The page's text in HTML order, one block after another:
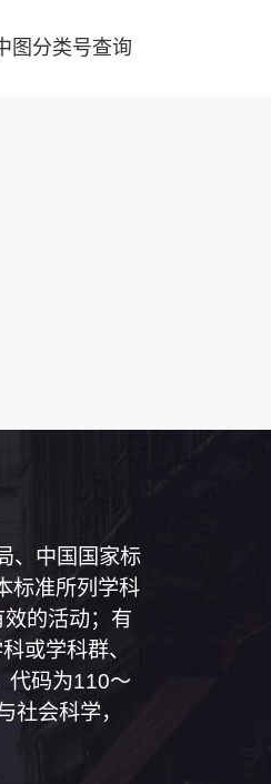
图分类号查询
、中国国家标
标准所列学科
的活动；有
或学科群、
代码为110～
会科学，